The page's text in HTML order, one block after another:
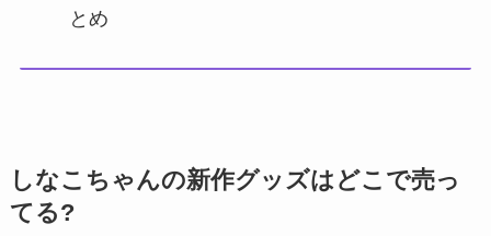
とめ
しなこちゃんの新作グッズはどこで売っ
てる?